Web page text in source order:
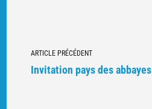
Navigation
vers
ARTICLE PRÉCÉDENT
Invitation pays des abbayes